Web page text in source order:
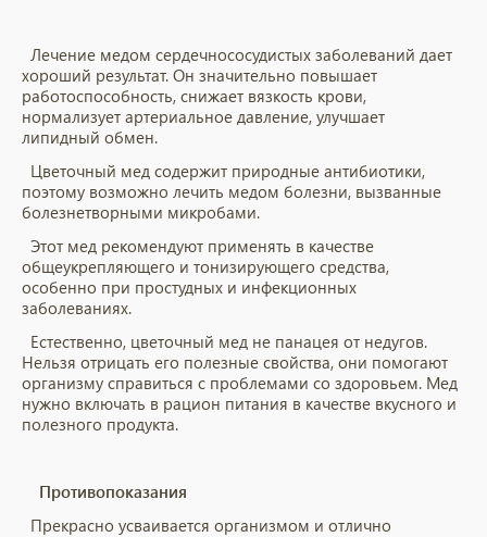
Лечение медом сердечнососудистых заболеваний дает
хороший результат. Он значительно повышает
работоспособность, снижает вязкость крови,
нормализует артериальное давление, улучшает
липидный обмен.
Цветочный мед содержит природные антибиотики,
поэтому возможно лечить медом болезни, вызванные
болезнетворными микробами.
Этот мед рекомендуют применять в качестве
общеукрепляющего и тонизирующего средства,
особенно при простудных и инфекционных
заболеваниях.
Естественно, цветочный мед не панацея от недугов.
Нельзя отрицать его полезные свойства, они помогают
организму справиться с проблемами со здоровьем. Мед
нужно включать в рацион питания в качестве вкусного и
полезного продукта.
Противопоказания
Прекрасно усваивается организмом и отлично